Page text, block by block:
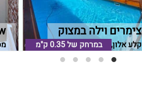
צימרים וילה במצוק
קלע אלון, רמת הגולן
במרחק של0.35 ק"מ